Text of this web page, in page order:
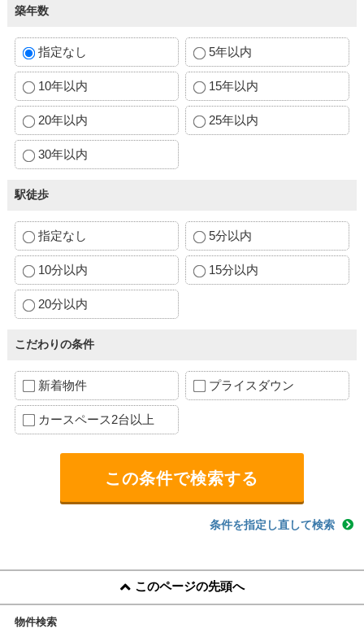
築年数
指定なし 5年以内
10年以内 15年以内
20年以内 25年以内
30年以内
駅徒歩
指定なし 5分以内
10分以内 15分以内
20分以内
こだわりの条件
新着物件 プライスダウン
カースペース2台以上
条件を指定し直して検索
このページの先頭へ
物件検索